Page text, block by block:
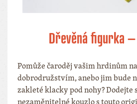
Dřevěná figurka
Pomůže čaroděj vašim hrdinům
dobrodružstvím, anebo jim bude
zakleté klacky pod nohy?